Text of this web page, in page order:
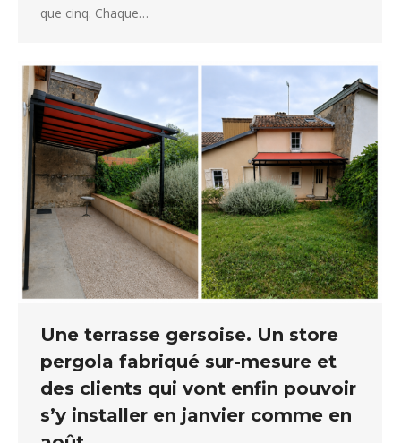
que cinq. Chaque…
Une terrasse gersoise. Un store
pergola fabriqué sur-mesure et
des clients qui vont enfin pouvoir
s’y installer en janvier comme en